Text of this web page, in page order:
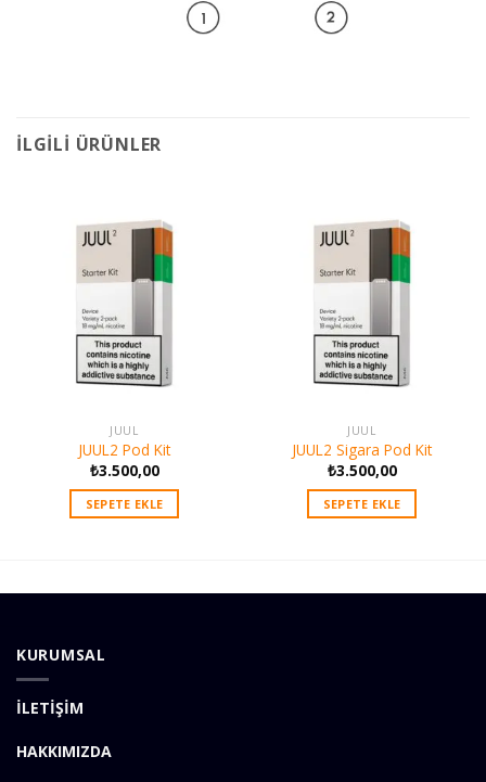
İLGILI ÜRÜNLER
JUUL
JUUL2 Pod Kit
₺3.500,00
SEPETE EKLE
JUUL
JUUL2 Sigara Pod Kit
₺3.500,00
SEPETE EKLE
KURUMSAL
İLETİŞİM
HAKKIMIZDA